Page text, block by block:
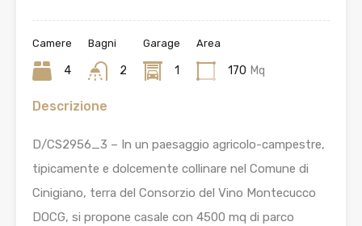
Camere
4
Bagni
2
Garage
1
Area
170 Mq
Descrizione
D/CS2956_3 – In un paesaggio agricolo-campestre,
tipicamente e dolcemente collinare nel Comune di
Cinigiano, terra del Consorzio del Vino Montecucco
DOCG, si propone casale con 4500 mq di parco